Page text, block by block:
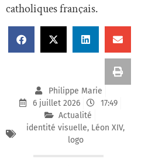
catholiques français.
Philippe Marie
6 juillet 2026
17:49
Actualité
identité visuelle, Léon XIV,
logo